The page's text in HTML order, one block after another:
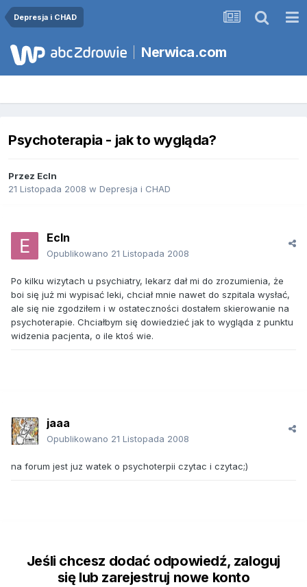
Depresja i CHAD
Nerwica.com
Psychoterapia - jak to wygląda?
Przez Ecln
21 Listopada 2008 w Depresja i CHAD
Ecln
Opublikowano 21 Listopada 2008
Po kilku wizytach u psychiatry, lekarz dał mi do zrozumienia, że
boi się już mi wypisać leki, chciał mnie nawet do szpitala wysłać,
ale się nie zgodziłem i w ostateczności dostałem skierowanie na
psychoterapie. Chciałbym się dowiedzieć jak to wygląda z punktu
widzenia pacjenta, o ile ktoś wie.
jaaa
Opublikowano 21 Listopada 2008
na forum jest juz watek o psychoterpii czytac i czytac;)
Jeśli chcesz dodać odpowiedź, zaloguj
się lub zarejestruj nowe konto